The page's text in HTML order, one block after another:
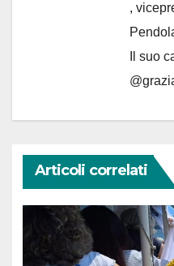
,
Il suo
Articoli correlati